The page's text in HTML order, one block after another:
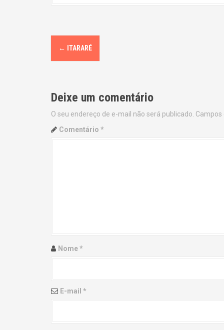
P
o
t
n
n
← ITARARÉ
Deixe um comentário
O seu endereço de e-mail não será publicado.
Comentário *
Nome*
E-mail *